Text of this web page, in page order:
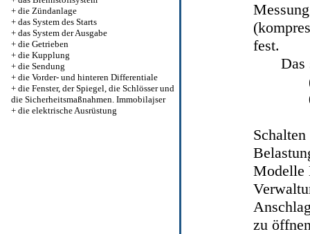
+ die Zündanlage
+ das System des Starts
+ das System der Ausgabe
+ die Getrieben
+ die Kupplung
+ die Sendung
+ die Vorder- und hinteren Differentiale
+ die Fenster, der Spiegel, die Schlösser und
die Sicherheitsmaßnahmen. Immobilajser
+ die elektrische Ausrüstung
fest.
Das
Modelle
zu